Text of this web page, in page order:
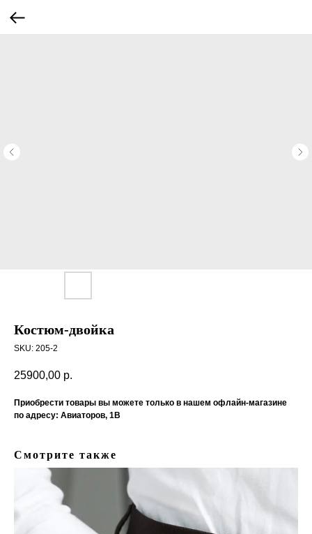
Костюм-двойка
SKU: 205-2
25900,00 р.
Приобрести товары вы можете только в нашем офлайн-магазине
по адресу: Авиаторов, 1В
Смотрите также